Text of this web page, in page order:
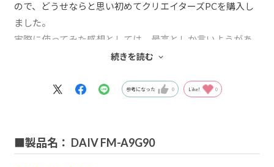
ので、どうせならと思い初めてクリエイターズPCを購入し
ました。
実際に使ってみた感想としては、最高としか言いようがあ
マウスさんの製品はゲーミングPCも愛用してますが、そろ
またよろしくお願いします。
続きを読む
参考になった 0 Like! 0
■製品名： DAIV FM-A9G90